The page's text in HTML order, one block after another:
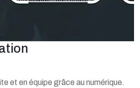
et en équipe grâce au numérique.